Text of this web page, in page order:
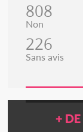
808
Non
226
Sans avis
+